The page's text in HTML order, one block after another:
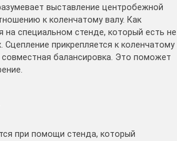
выставление центробежной
к коленчатому валу. Как
на специальном стенде, который есть не
Сцепление прикрепляется к коленчатому
совместная балансировка. Это поможет
при помощи стенда, который